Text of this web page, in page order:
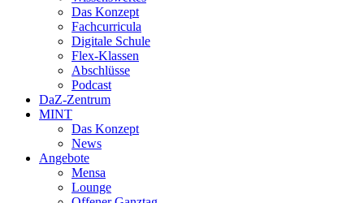
Das Konzept
Fachcurricula
Digitale Schule
Flex-Klassen
Abschlüsse
Podcast
DaZ-Zentrum
MINT
Das Konzept
News
Angebote
Mensa
Lounge